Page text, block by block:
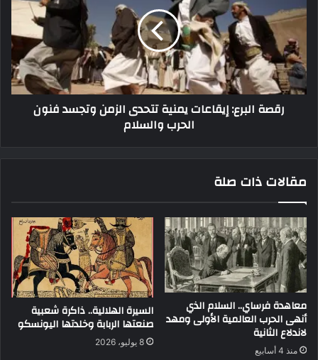
رقصة البرع: إيقاعات يمنية تتحدى الزمن وتجسد فنون
الحرب والسلام
مقالات ذات صلة
معاهدة فرساي.. السلام الذي
أنهى الحرب العالمية الأولى ومهد
لاندلاع الثانية
منذ 4 أسابيع
السيرة الهلالية.. ذاكرة شعبية
صنعتها الربابة وخلدتها اليونسكو
8 يوليو، 2026